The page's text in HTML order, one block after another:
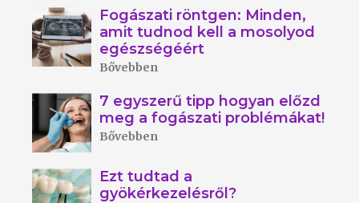
Fogászati röntgen: Minden,
amit tudnod kell a mosolyod
egészségéért
Bővebben
7 egyszerű tipp hogyan előzd
meg a fogászati problémákat!
Bővebben
Ezt tudtad a
gyökérkezelésről?